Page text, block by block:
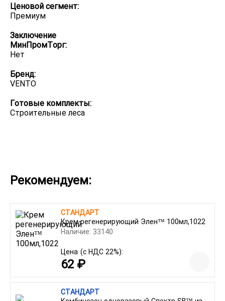
Ценовой сегмент:
Премиум
Заключение
МинПромТорг:
Нет
Бренд:
VENTO
Готовые комплекты:
Строительные леса
Рекомендуем:
СТАНДАРТ
Крем регенерирующий Элен™ 100мл,1022
Наличие: 33140
Цена (с НДС 22%):
62 ₽
СТАНДАРТ